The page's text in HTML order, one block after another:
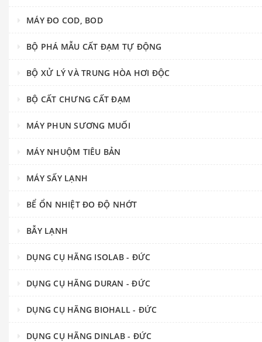
MÁY ĐO COD, BOD
BỘ PHÁ MẪU CẤT ĐẠM TỰ ĐỘNG
BỘ XỬ LÝ VÀ TRUNG HÒA HƠI ĐỘC
BỘ CẤT CHƯNG CẤT ĐẠM
MÁY PHUN SƯƠNG MUỐI
MÁY NHUỘM TIÊU BẢN
MÁY SẤY LẠNH
BỂ ỔN NHIỆT ĐO ĐỘ NHỚT
BẪY LẠNH
DỤNG CỤ HÃNG ISOLAB - ĐỨC
DỤNG CỤ HÃNG DURAN - ĐỨC
DỤNG CỤ HÃNG BIOHALL - ĐỨC
DỤNG CỤ HÃNG DINLAB - ĐỨC